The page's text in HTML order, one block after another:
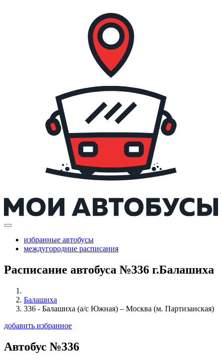
избранные автобусы
междугородние расписания
Расписание автобуса №336 г.Балашиха
Балашиха
336 - Балашиха (а/с Южная) – Москва (м. Партизанская)
добавить избранное
Автобус №336